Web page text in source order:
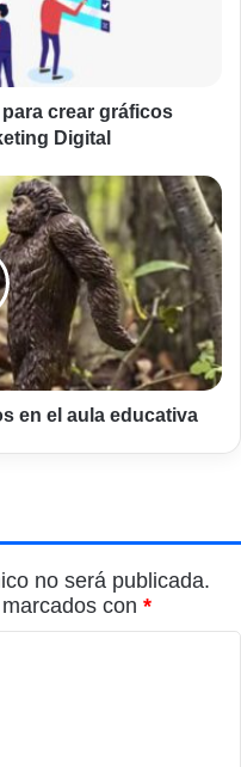
crear gráficos
Digital
en el aula educativa
no será publicada.
con *